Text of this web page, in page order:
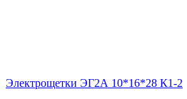
Электрощетки ЭГ2А 10*16*28 К1-2